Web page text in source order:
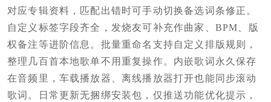
对应专辑资料，匹配出错时可手动切换备选词条修正。
自定义标签字段齐全，发烧友可补充作曲家、BPM、版
权备注等进阶信息。批量重命名支持自定义排版规则，
整理几百首本地歌单不用重复操作。内嵌歌词永久保存
在音频里，车载播放器、离线播放器打开也能同步滚动
歌词。日常更新无捆绑安装包，仅推送功能优化提示，